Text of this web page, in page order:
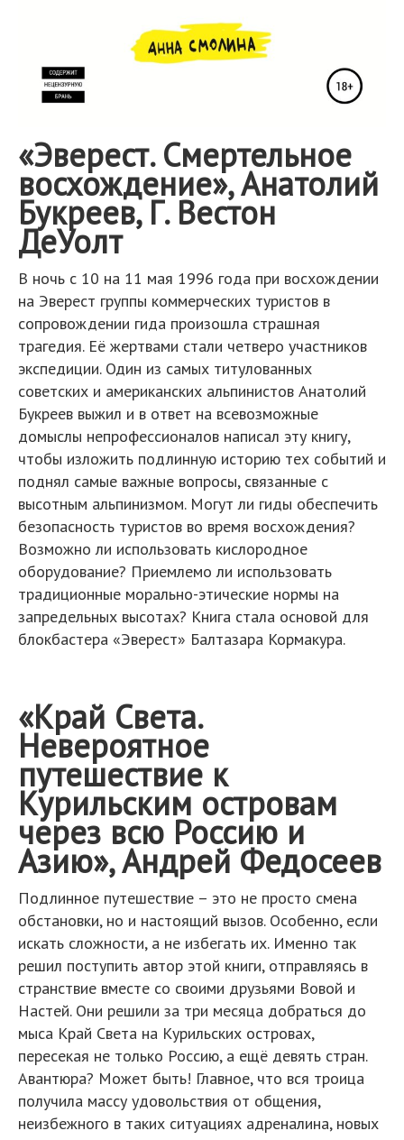
«Эверест. Смертельное
восхождение», Анатолий
Букреев, Г. Вестон
ДеУолт
В ночь с 10 на 11 мая 1996 года при восхождении
на Эверест группы коммерческих туристов в
сопровождении гида произошла страшная
трагедия. Её жертвами стали четверо участников
экспедиции. Один из самых титулованных
советских и американских альпинистов Анатолий
Букреев выжил и в ответ на всевозможные
домыслы непрофессионалов написал эту книгу,
чтобы изложить подлинную историю тех событий и
поднял самые важные вопросы, связанные с
высотным альпинизмом. Могут ли гиды обеспечить
безопасность туристов во время восхождения?
Возможно ли использовать кислородное
оборудование? Приемлемо ли использовать
традиционные морально-этические нормы на
запредельных высотах? Книга стала основой для
блокбастера «Эверест» Балтазара Кормакура.
«Край Света.
Невероятное
путешествие к
Курильским островам
через всю Россию и
Азию», Андрей Федосеев
Подлинное путешествие – это не просто смена
обстановки, но и настоящий вызов. Особенно, если
искать сложности, а не избегать их. Именно так
решил поступить автор этой книги, отправляясь в
странствие вместе со своими друзьями Вовой и
Настей. Они решили за три месяца добраться до
мыса Край Света на Курильских островах,
пересекая не только Россию, а ещё девять стран.
Авантюра? Может быть! Главное, что вся троица
получила массу удовольствия от общения,
неизбежного в таких ситуациях адреналина, новых